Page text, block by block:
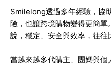
Smilelong透過多年經驗，協
險，也讓跨境購物變得更簡
說，穩定、安全與效率，往往
當越來越多代購主、團媽與